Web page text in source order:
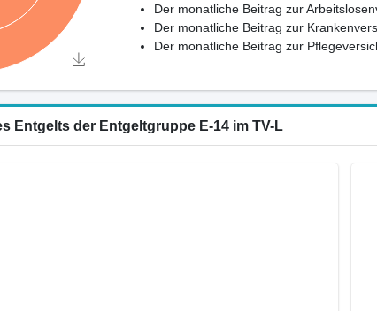
Der monatliche Beitrag zur
Der monatliche Beitrag zur
Der monatliche Beitrag zur
Entgelts der Entgeltgruppe E-14 im TV-L